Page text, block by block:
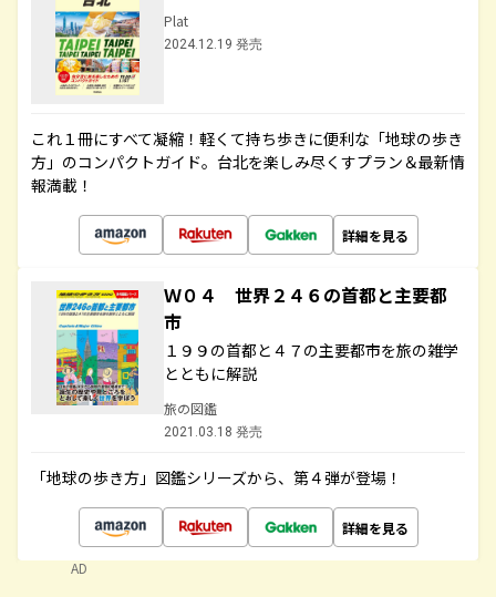
Plat
2024.12.19 発売
これ１冊にすべて凝縮！軽くて持ち歩きに便利な「地球の歩き
方」のコンパクトガイド。台北を楽しみ尽くすプラン＆最新情
報満載！
詳細を見る
Ｗ０４ 世界２４６の首都と主要都
市
１９９の首都と４７の主要都市を旅の雑学
とともに解説
旅の図鑑
2021.03.18 発売
「地球の歩き方」図鑑シリーズから、第４弾が登場！
詳細を見る
AD